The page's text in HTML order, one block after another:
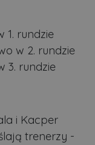
1. rundzie
w 2. rundzie
3. rundzie
i Kacper
trenerzy -